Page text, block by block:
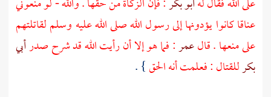
عناقا كانوا يؤدونها إلى رسول الله صلى الله عليه وسلم لقاتلتهم
على منعها . قالعمر: فما هو إلا أن رأيت الله قد شرح صدرأبي
بكرللقتال : فعلمت أنه الحق} .